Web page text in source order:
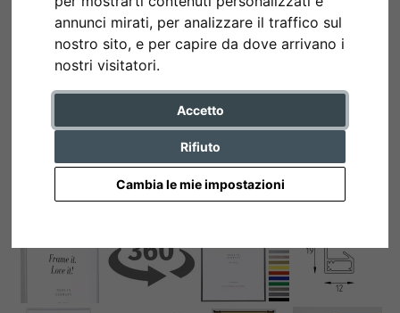
annunci mirati, per analizzare il traffico sul
nostro sito, e per capire da dove arrivano i
nostri visitatori.
Accetto
Rifiuto
Cambia le mie impostazioni
Indietro